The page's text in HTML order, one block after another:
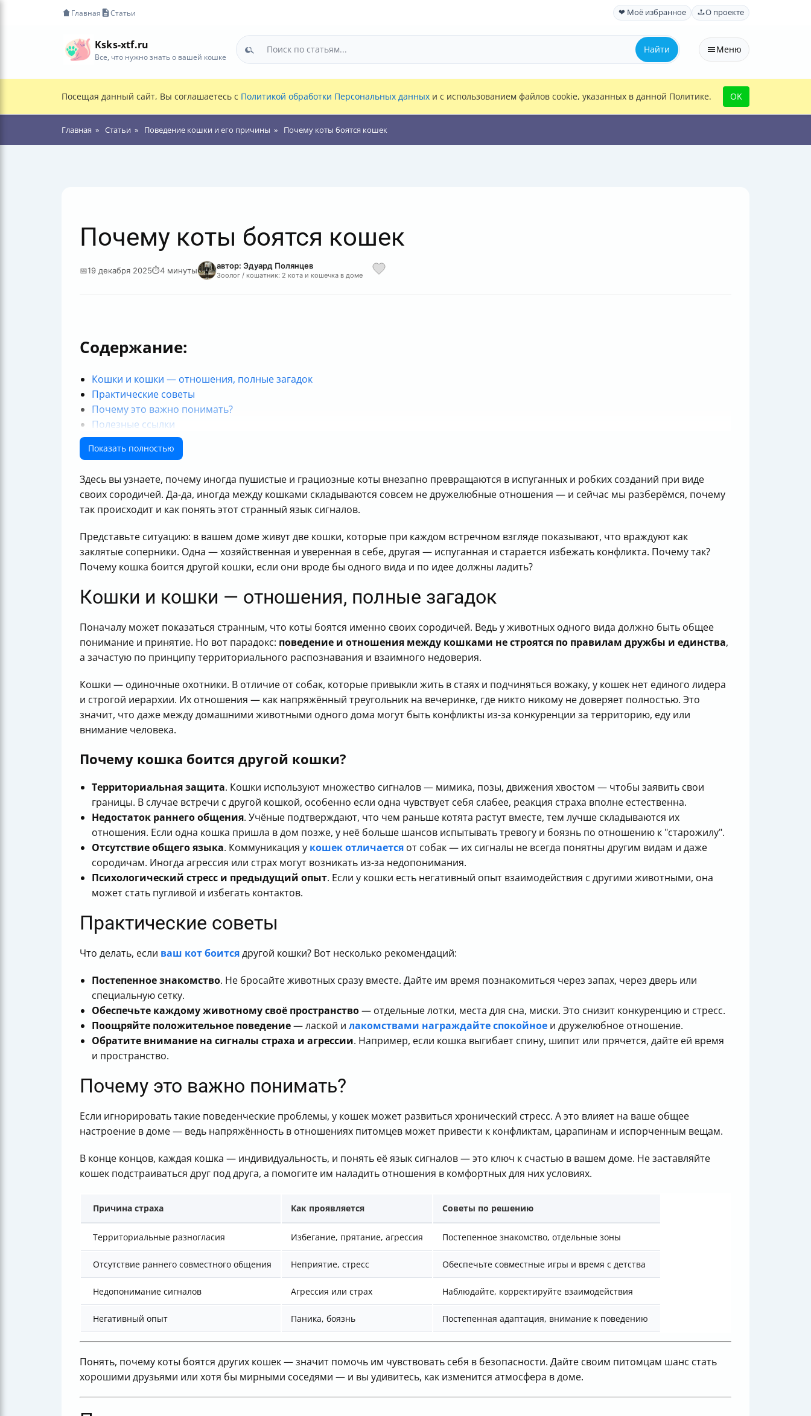
Главная Статьи ❤ Моё избранное О проекте
Ksks-xtf.ru
Все, что нужно знать о вашей кошке
Найти Меню
Посещая данный сайт, Вы соглашаетесь с Политикой обработки Персональных данных и с использованием файлов cookie, указанных в данной Политике. OK
Главная Статьи Поведение кошки и его причины Почему коты боятся кошек
Почему коты боятся кошек
📅19 декабря 2025⏱4 минуты автор: Эдуард Полянцев
Зоолог / кошатник: 2 кота и кошечка в доме
Содержание:
Кошки и кошки — отношения, полные загадок
Практические советы
Почему это важно понимать?
Полезные ссылки
Показать полностью
Здесь вы узнаете, почему иногда пушистые и грациозные коты внезапно превращаются в испуганных и робких созданий при виде
своих сородичей. Да-да, иногда между кошками складываются совсем не дружелюбные отношения — и сейчас мы разберёмся, почему
так происходит и как понять этот странный язык сигналов.
Представьте ситуацию: в вашем доме живут две кошки, которые при каждом встречном взгляде показывают, что враждуют как
заклятые соперники. Одна — хозяйственная и уверенная в себе, другая — испуганная и старается избежать конфликта. Почему так?
Почему кошка боится другой кошки, если они вроде бы одного вида и по идее должны ладить?
Кошки и кошки — отношения, полные загадок
Поначалу может показаться странным, что коты боятся именно своих сородичей. Ведь у животных одного вида должно быть общее
понимание и принятие. Но вот парадокс: поведение и отношения между кошками не строятся по правилам дружбы и единства,
а зачастую по принципу территориального распознавания и взаимного недоверия.
Кошки — одиночные охотники. В отличие от собак, которые привыкли жить в стаях и подчиняться вожаку, у кошек нет единого лидера
и строгой иерархии. Их отношения — как напряжённый треугольник на вечеринке, где никто никому не доверяет полностью. Это
значит, что даже между домашними животными одного дома могут быть конфликты из-за конкуренции за территорию, еду или
внимание человека.
Почему кошка боится другой кошки?
Территориальная защита. Кошки используют множество сигналов — мимика, позы, движения хвостом — чтобы заявить свои
границы. В случае встречи с другой кошкой, особенно если одна чувствует себя слабее, реакция страха вполне естественна.
Недостаток раннего общения. Учёные подтверждают, что чем раньше котята растут вместе, тем лучше складываются их
отношения. Если одна кошка пришла в дом позже, у неё больше шансов испытывать тревогу и боязнь по отношению к "старожилу".
Отсутствие общего языка. Коммуникация у кошек отличается от собак — их сигналы не всегда понятны другим видам и даже
сородичам. Иногда агрессия или страх могут возникать из-за недопонимания.
Психологический стресс и предыдущий опыт. Если у кошки есть негативный опыт взаимодействия с другими животными, она
может стать пугливой и избегать контактов.
Практические советы
Что делать, если ваш кот боитсядругой кошки? Вот несколько рекомендаций:
Постепенное знакомство. Не бросайте животных сразу вместе. Дайте им время познакомиться через запах, через дверь или
специальную сетку.
Обеспечьте каждому животному своё пространство— отдельные лотки, места для сна, миски. Это снизит конкуренцию и стресс.
Поощряйте положительное поведение— лаской и лакомствами награждайте спокойное и дружелюбное отношение.
Обратите внимание на сигналы страха и агрессии. Например, если кошка выгибает спину, шипит или прячется, дайте ей время
и пространство.
Почему это важно понимать?
Если игнорировать такие поведенческие проблемы, у кошек может развиться хронический стресс. А это влияет на ваше общее
настроение в доме — ведь напряжённость в отношениях питомцев может привести к конфликтам, царапинам и испорченным вещам.
В конце концов, каждая кошка — индивидуальность, и понять её язык сигналов — это ключ к счастью в вашем доме. Не заставляйте
кошек подстраиваться друг под друга, а помогите им наладить отношения в комфортных для них условиях.
Причина страха Как проявляется Советы по решению
Территориальные разногласия Избегание, прятание, агрессия Постепенное знакомство, отдельные зоны
Отсутствие раннего совместного общения Неприятие, стресс Обеспечьте совместные игры и время с детства
Недопонимание сигналов Агрессия или страх Наблюдайте, корректируйте взаимодействия
Негативный опыт Паника, боязнь Постепенная адаптация, внимание к поведению
Понять, почему коты боятся других кошек — значит помочь им чувствовать себя в безопасности. Дайте своим питомцам шанс стать
хорошими друзьями или хотя бы мирными соседями — и вы удивитесь, как изменится атмосфера в доме.